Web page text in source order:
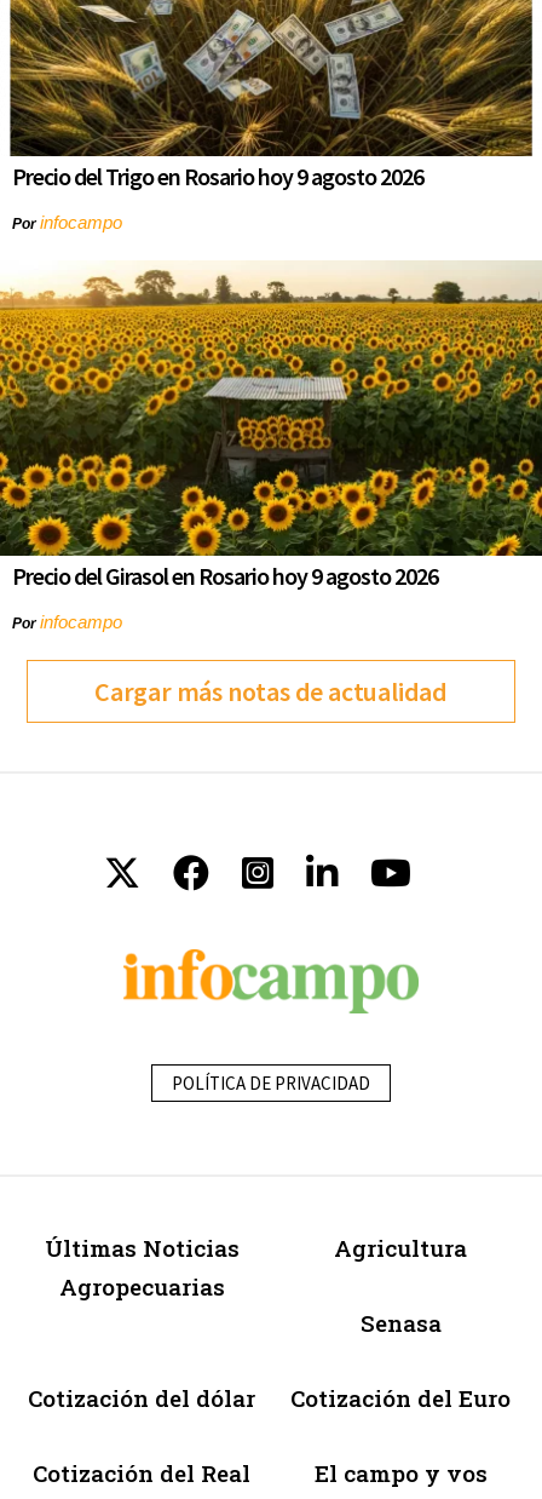
Precio del Trigo en Rosario hoy 9 agosto 2026
Porinfocampo
Precio del Girasol en Rosario hoy 9 agosto 2026
Porinfocampo
Cargar más notas de actualidad
POLÍTICA DE PRIVACIDAD
Últimas Noticias
Agropecuarias
Agricultura
Senasa
Cotización del dólar Cotización del Euro
Cotización del Real El campo y vos